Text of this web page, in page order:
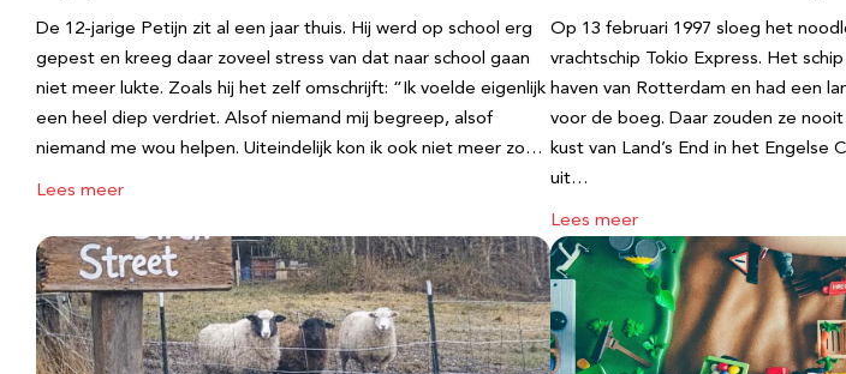
De 12-jarige Petijn zit al een jaar thuis. Hij werd op school erg
gepest en kreeg daar zoveel stress van dat naar school gaan
niet meer lukte. Zoals hij het zelf omschrijft: “Ik voelde eigenlijk
een heel diep verdriet. Alsof niemand mij begreep, alsof
niemand me wou helpen. Uiteindelijk kon ik ook niet meer zo…
Lees meer
Op 13 februari 1997 sloeg het
vrachtschip Tokio Express. Het
haven van Rotterdam en had een
voor de boeg. Daar zouden ze
kust van Land’s End in het Engelse
uit…
Lees meer